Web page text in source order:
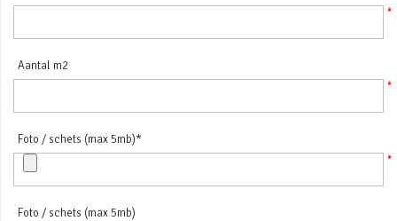
Aantal m2
Foto / schets (max 5mb)*
Foto / schets (max 5mb)